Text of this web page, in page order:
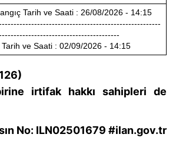
aşağıda yer alan panel
Çerezlere ilişkin detaylı bilgi
tıklayabilir, Çerez Bilgilendirme
Korunması Kanunu uyarınca
Metnimizi okumak ve sitemizde
.
Tarih ve Saati : 26/08/2026 - 14:15
Tarih ve Saati : 02/09/2026 - 14:15
irtifak hakkı sahipleri de
No: ILN02501679 #ilan.gov.tr